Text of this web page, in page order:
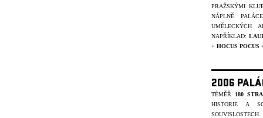
PRAŽSKÝMI
NÁPLNĚ
UMĚLECKÝCH
NAPŘÍKLAD:
+ HOCUS POCUS
2006
TÉMĚŘ 180
HISTORIE A